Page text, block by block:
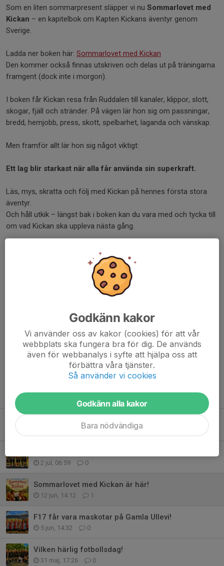
Som en liten sommarpresent släpper vi nu Sommarlovet med
Kickan – en kapitelbok om Kapten Kickans äventyr genom
Sverige.
Ladda ner boken här: Sommarlovet med Kickan
Den kommer också finnas utskriven och delas ut på träningarna
framgent (dock inte i morgon).
I boken får Kickan resa från Ruddalen till kanaler, klippor, slott,
skogar, fjäll och stränder. På vägen lär hon sig om passningar,
bredd, hemjobb, press, skott, spelbarhet, laganda och vänskap.
Men framför allt lär hon sig något viktigt:
Ett lag blir starkast när alla får använda sin superkraft.
Läs, mys, skratta och följ med Kickan på hennes första stora
äventyr.
Och håll utkik – längst bak i boken kan du vara med och tycka till
om vad Kickan ska uppleva nästa gång.
Kommentarer
Mathias Reman25 jun, 23:03
säger bara wow
Mathias ordförande
Tidigare nyheter
1
2 jul, 06:59 0
Sommarlovet med Kickan är här!
12 jun, 14:12 1
F17 får vara maskotar på Gamla Ullevi!
5 jun, 14:32 0
Vilken härlig fotbollsdag!
31 maj, 17:26 0
Godkänn kakor
Vi använder oss av kakor (cookies) för att vår
webbplats ska fungera bra för dig. De används
även för webbanalys i syfte att hjälpa oss att
förbättra våra tjänster.
Så använder vi cookies
Godkänn alla kakor
Bara nödvändiga